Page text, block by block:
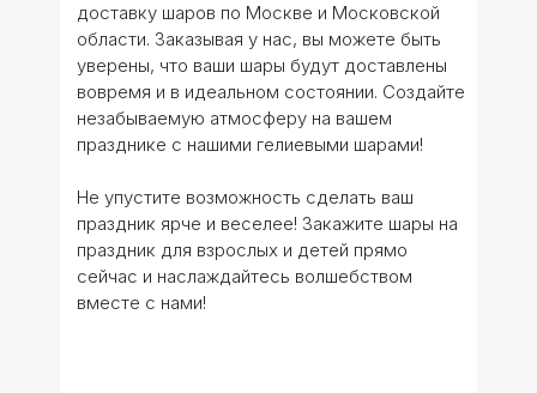
доставку шаров по Москве и Московской
области. Заказывая у нас, вы можете быть
уверены, что ваши шары будут доставлены
вовремя и в идеальном состоянии. Создайте
незабываемую атмосферу на вашем
празднике с нашими гелиевыми шарами!
Не упустите возможность сделать ваш
праздник ярче и веселее! Закажите шары на
праздник для взрослых и детей прямо
сейчас и наслаждайтесь волшебством
вместе с нами!